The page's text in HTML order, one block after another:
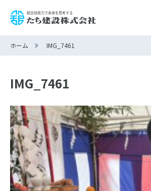
ホーム IMG_7461
IMG_7461